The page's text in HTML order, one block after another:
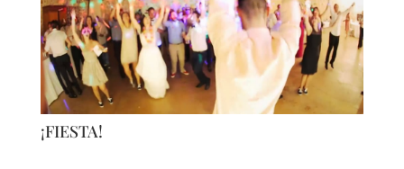
¡FIESTA!